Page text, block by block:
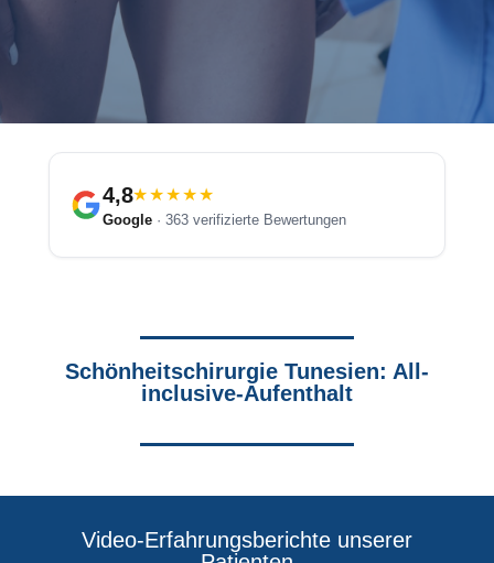
4,8★★★★★
Google · 363 verifizierte Bewertungen
Schönheitschirurgie Tunesien: All-
inclusive-Aufenthalt
Video-Erfahrungsberichte unserer